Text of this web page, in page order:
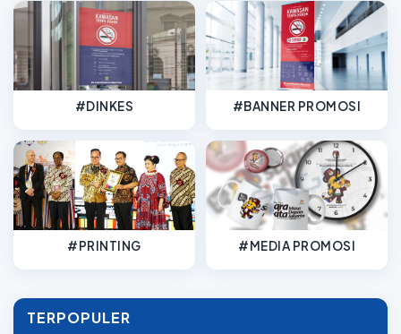
#DINKES #BANNER PROMOSI
#PRINTING #MEDIA PROMOSI
TERPOPULER